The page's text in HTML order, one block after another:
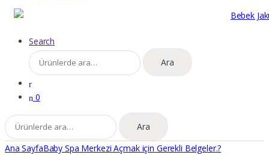
Search
Ara:
Ara
0
Ara:
Ara
Ana SayfaBaby Spa Merkezi Açmak için Gerekli Belgeler.?